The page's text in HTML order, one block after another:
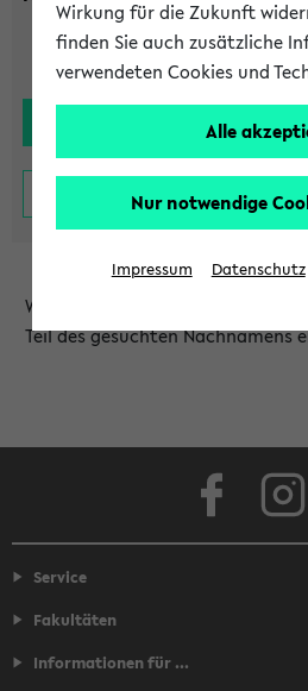
Wählen Sie die Einrichtung aus
Teil des gesuchten Nachnamens
Service
Fakultäten
Informationen für ...
Wirkung für die Zukunft
finden Sie auch zusätzliche
verwendeten Cookies und
Alle
Nur notwendige
Impressum Datenschutz